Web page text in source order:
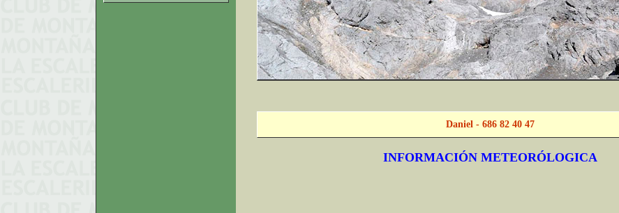
Daniel - 686 82 40 47
INFORMACIÓN METEORÓLOGICA